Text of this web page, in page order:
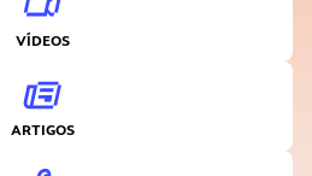
VÍDEOS
ARTIGOS